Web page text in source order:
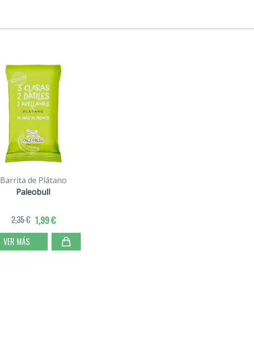
Barrita de Plátano
Paleobull
1,99 €
2,35 €
VER MÁS